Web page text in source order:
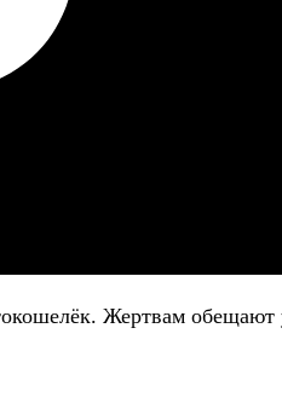
Жертвам